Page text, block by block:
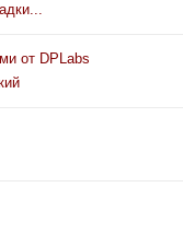
от DPLabs